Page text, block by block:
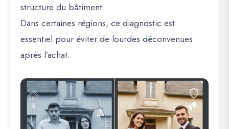
structure du bâtiment.
Dans certaines régions, ce diagnostic est
essentiel pour éviter de lourdes déconvenues
après l’achat.